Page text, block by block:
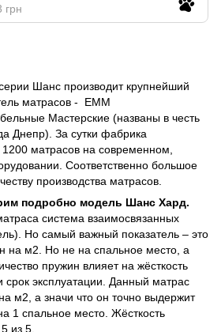
грн
Шанс производит крупнейший
матрасов - ЕММ
Мастерские (названы в честь
Днепр). За сутки фабрика
матрасов на современном,
Соответственно большое
производства матрасов.
подробно модель Шанс Хард.
система взаимосвязанных
Но самый важный показатель – это
на м2. Но не на спальное место, а
пружин влияет на жёсткость
срок эксплуатации. Данный матрас
м2, а значи что он точно выдержит
1 спальное место. Жёсткость
из 5.